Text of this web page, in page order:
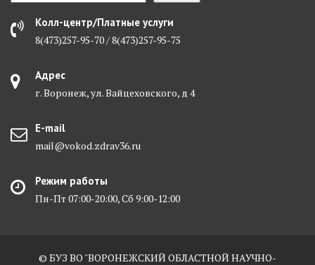
Колл-центр/Платные услуги
8(473)257-95-70 / 8(473)257-95-75
Адрес
г. Воронеж, ул. Вайцеховского, д 4
E-mail
mail@vokod.zdrav36.ru
Режим работы
Пн-Пт 07:00-20:00, Сб 9:00-12:00
© БУЗ ВО "ВОРОНЕЖСКИЙ ОБЛАСТНОЙ НАУЧНО-